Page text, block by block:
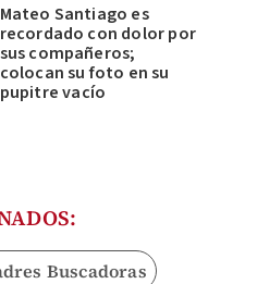
Mateo Santiago es
recordado con dolor por
sus compañeros;
colocan su foto en su
pupitre vacío
Buscadoras